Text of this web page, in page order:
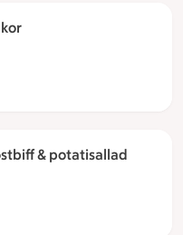
rostbiff & potatisallad